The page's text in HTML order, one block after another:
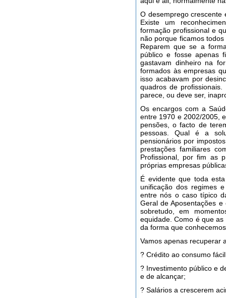
O desemprego crescente
Existe um
formação profissional e
não porque ficamos
Reparem que se a
público e fosse apenas
gastavam dinheiro na
formados às empresas
isso acabavam por
quadros de
parece, ou deve ser,
Os encargos com a
entre 1970 e 2002/2005,
pensões, o facto de
pessoas. Qual é a
pensionários por
prestações familiares
Profissional, por fim as
próprias empresas
É evidente que toda
unificação dos regimes
entre nós o caso típico
Geral de Aposentações
sobretudo, em
equidade. Como é que
da forma que
Vamos apenas recuperar
? Crédito ao consumo
? Investimento público e
e de alcançar;
? Salários a crescerem